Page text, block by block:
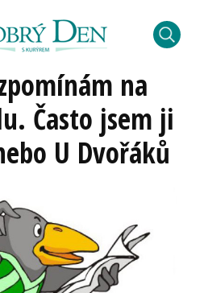
na
Často jsem ji
U Dvořáků